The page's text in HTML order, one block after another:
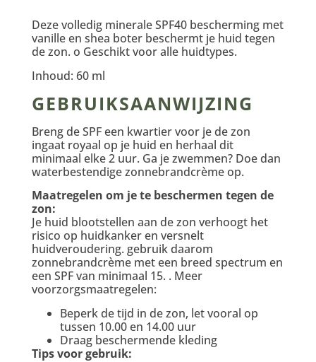
Deze volledig minerale SPF40 bescherming met
vanille en shea boter beschermt je huid tegen
de zon. o Geschikt voor alle huidtypes.
Inhoud: 60 ml
GEBRUIKSAANWIJZING
Breng de SPF een kwartier voor je de zon
ingaat royaal op je huid en herhaal dit
minimaal elke 2 uur. Ga je zwemmen? Doe dan
waterbestendige zonnebrandcrème op.
Maatregelen om je te beschermen tegen de
zon:
Je huid blootstellen aan de zon verhoogt het
risico op huidkanker en versnelt
huidveroudering. gebruik daarom
zonnebrandcrème met een breed spectrum en
een SPF van minimaal 15. . Meer
voorzorgsmaatregelen:
Beperk de tijd in de zon, let vooral op
tussen 10.00 en 14.00 uur
Draag beschermende kleding
Tips voor gebruik: